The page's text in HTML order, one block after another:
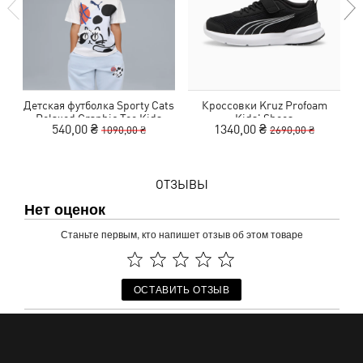
Детская футболка Sporty Cats
Relaxed Graphic Tee Kids
540,00 ₴ 1090,00 ₴
Кроссовки Kruz Profoam
Kids' Shoes
1340,00 ₴ 2690,00 ₴
ОТЗЫВЫ
Нет оценок
Станьте первым, кто напишет отзыв об этом товаре
ОСТАВИТЬ ОТЗЫВ